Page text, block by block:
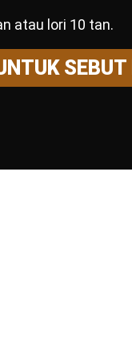
atau lori 10 tan.